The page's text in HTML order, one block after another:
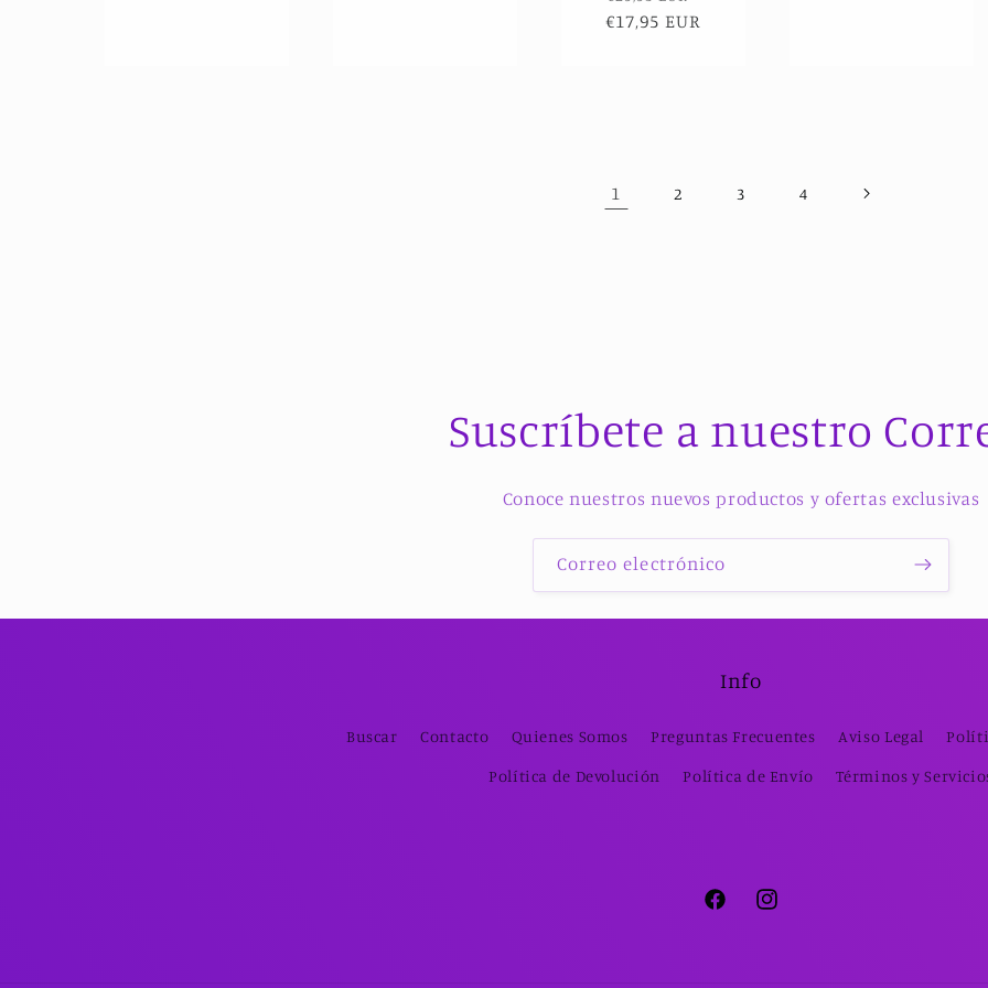
habitual de
€17,95 EUR
1 2 3 4
Suscríbete a nuestro
Conoce nuestros nuevos productos y ofertas exclusivas
Correo electrónico
Info
Buscar Contacto Quienes Somos Preguntas Frecuentes Aviso Legal
Política de Devolución Política de Envío Términos y
FacebookInstagram